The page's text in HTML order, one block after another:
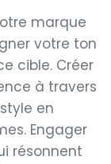
marque
votre ton
cible. Créer
à travers
en
Engager
résonnent